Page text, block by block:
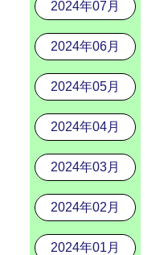
2024年07月
2024年06月
2024年05月
2024年04月
2024年03月
2024年02月
2024年01月